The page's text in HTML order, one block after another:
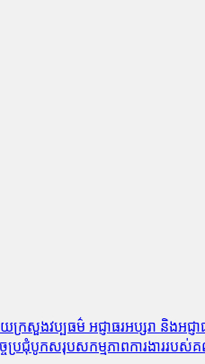
យក្រសួងវប្បធម៌ អជ្ញាធរអប្សរា និ
បូកសរុបសកម្មភាពការងាររបស់គ